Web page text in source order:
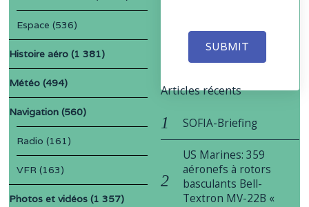
SUBMIT
Espace (536)
Histoire aéro (1 381)
Météo (494)
Navigation (560)
Radio (161)
VFR (163)
Photos et vidéos (1 357)
Articles récents
SOFIA-Briefing
US Marines: 359
aéronefs à rotors
basculants Bell-
Textron MV-22B «